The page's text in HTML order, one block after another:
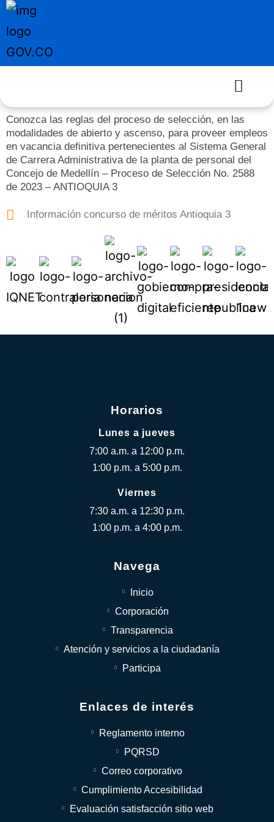
Conozca las reglas del proceso de selección, en las
modalidades de abierto y ascenso, para proveer empleos
en vacancia definitiva pertenecientes al Sistema General
de Carrera Administrativa de la planta de personal del
Concejo de Medellín – Proceso de Selección No. 2588
de 2023 – ANTIOQUIA 3
Información concurso de méritos Antioquia 3
Horarios
Lunes a jueves
7:00 a.m. a 12:00 p.m.
1:00 p.m. a 5:00 p.m.
Viernes
7:30 a.m. a 12:30 p.m.
1:00 p.m. a 4:00 p.m.
Navega
Inicio
Corporación
Transparencia
Atención y servicios a la ciudadanía
Participa
Enlaces de interés
Reglamento interno
PQRSD
Correo corporativo
Cumplimiento Accesibilidad
Evaluación satisfacción sitio web